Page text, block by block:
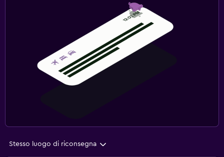
Stesso luogo di riconsegna